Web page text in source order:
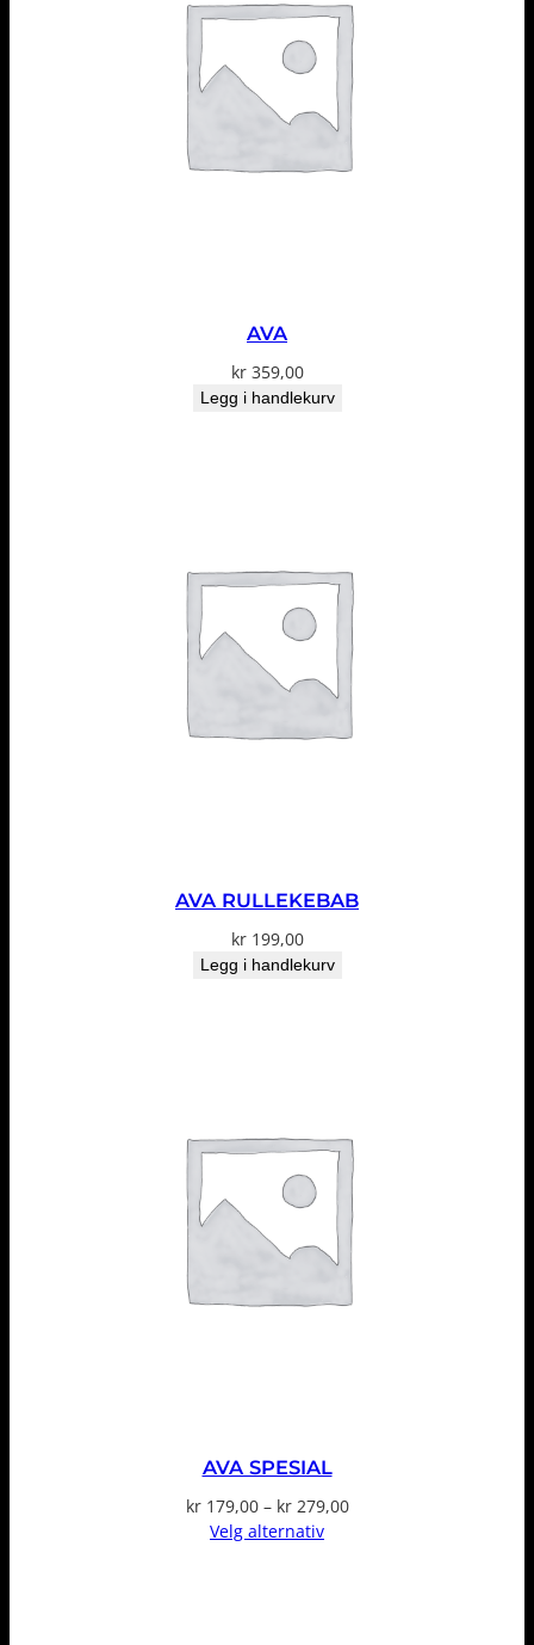
AVA
kr359,00
Legg i handlekurv
AVA RULLEKEBAB
kr199,00
Legg i handlekurv
AVA SPESIAL
kr179,00 – kr279,00Prisområde:
Velg alternativ